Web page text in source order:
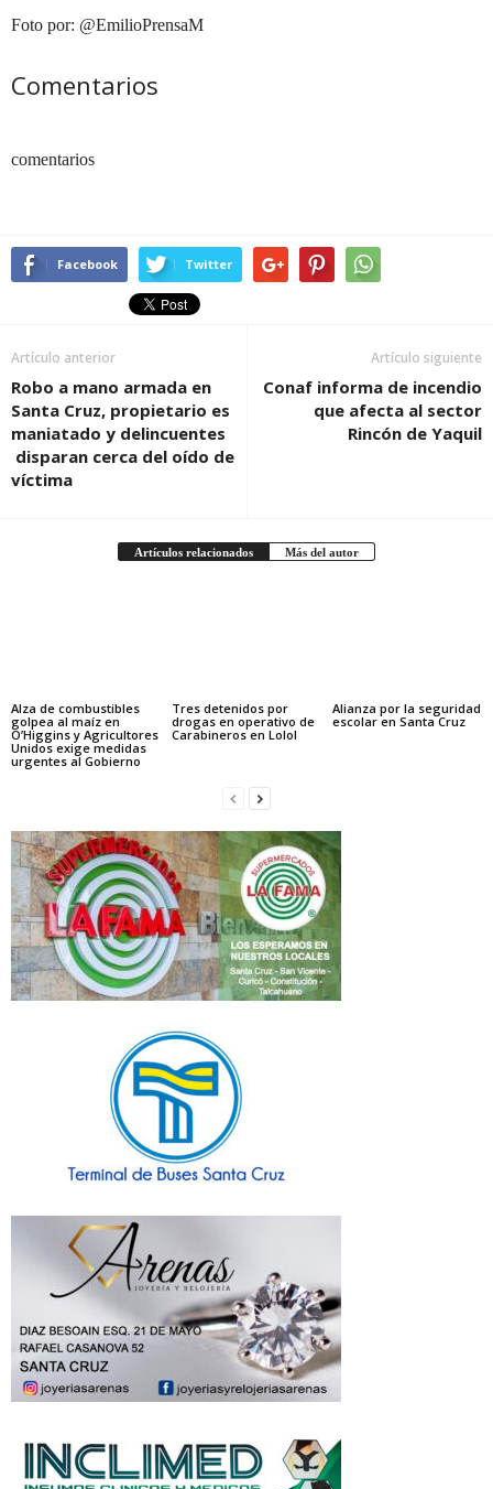
Foto por: @EmilioPrensaM
Comentarios
comentarios
Facebook Twitter
Artículo anterior
Robo a mano armada en
Santa Cruz, propietario es
maniatado y delincuentes
disparan cerca del oído de
víctima
Artículo siguiente
Conaf informa de incendio
que afecta al sector
Rincón de Yaquil
Artículos relacionados Más del autor
Alza de combustibles
golpea al maíz en
O’Higgins y Agricultores
Unidos exige medidas
urgentes al Gobierno
Tres detenidos por
drogas en operativo de
Carabineros en Lolol
Alianza por la seguridad
escolar en Santa Cruz